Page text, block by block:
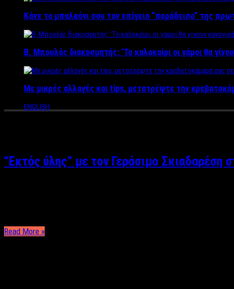
Κάνε το μπαλκόνι σου τον επίγειο “παράδεισο” της
Β. Μπουλάς διακοσμητής: ‘Το καλοκαίρι οι γάμοι θα
Με μικρές αλλαγές και tips, μετατρέψτε την
ENGLISH
“Εκτός ύλης” με τον Γεράσιμο
Read More »